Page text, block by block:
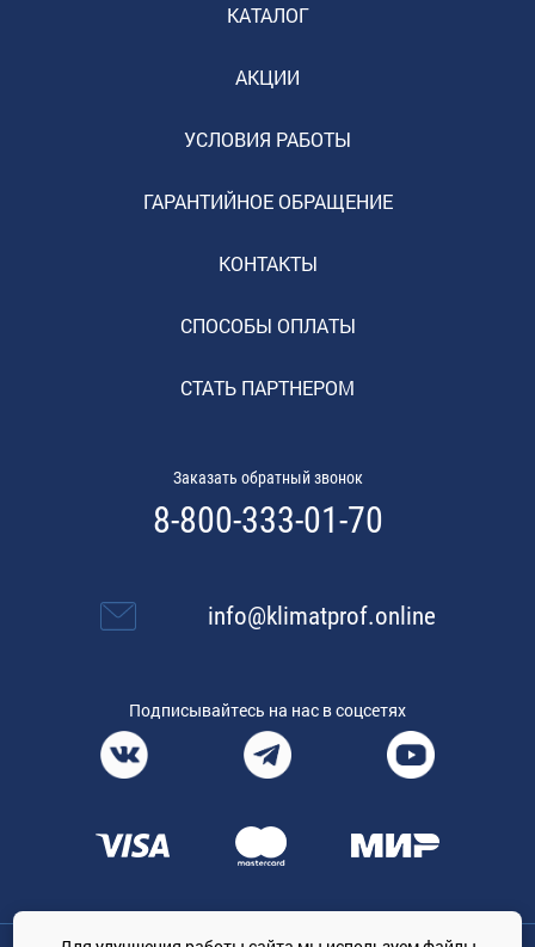
КАТАЛОГ
АКЦИИ
УСЛОВИЯ РАБОТЫ
ГАРАНТИЙНОЕ ОБРАЩЕНИЕ
КОНТАКТЫ
СПОСОБЫ ОПЛАТЫ
СТАТЬ ПАРТНЕРОМ
Заказать обратный звонок
8-800-333-01-70
info@klimatprof.online
Подписывайтесь на нас в соцсетях